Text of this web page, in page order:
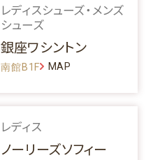
レディスシューズ・メンズ
シューズ
銀座ワシントン
南館B1F MAP
レディス
ノーリーズソフィー